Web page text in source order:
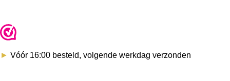
► Vóór 16:00 besteld, volgende werkdag verzonden